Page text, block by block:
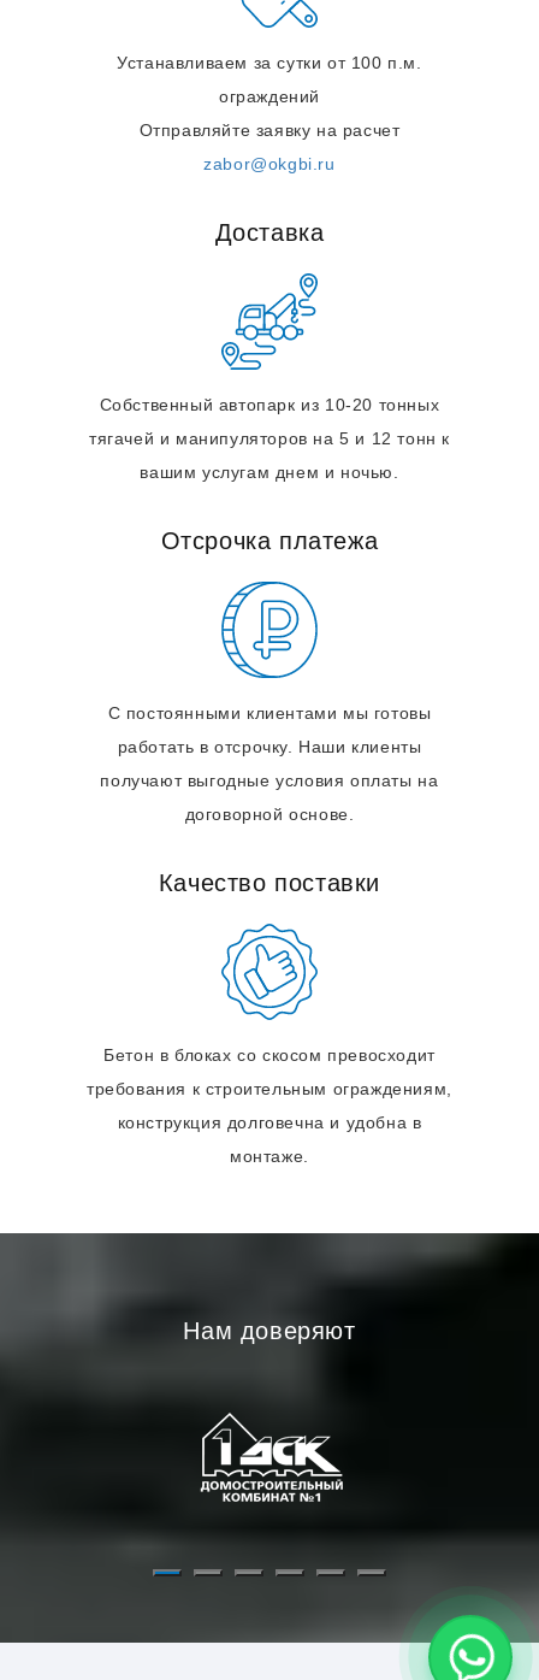
Устанавливаем за сутки от 100 п.м.
ограждений
Отправляйте заявку на расчет
zabor@okgbi.ru
Доставка
Собственный автопарк из 10-20 тонных
тягачей и манипуляторов на 5 и 12 тонн к
вашим услугам днем и ночью.
Отсрочка платежа
С постоянными клиентами мы готовы
работать в отсрочку. Наши клиенты
получают выгодные условия оплаты на
договорной основе.
Качество поставки
Бетон в блоках со скосом превосходит
требования к строительным ограждениям,
конструкция долговечна и удобна в
монтаже.
Нам доверяют